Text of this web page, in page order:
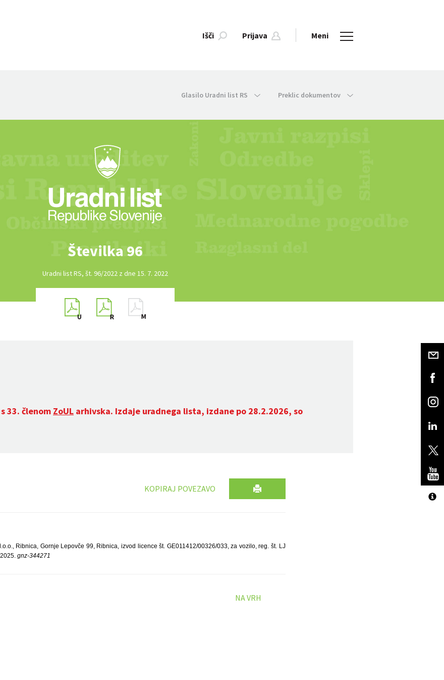
Išči Prijava Meni
Glasilo Uradni list RS Preklic dokumentov
Številka 96
Uradni list RS, št. 96/2022 z dne 15. 7. 2022
33. členom ZoUL arhivska. Izdaje uradnega lista, izdane po 28.2.2026, so
KOPIRAJ POVEZAVO
Ribnica, Gornje Lepovče 99, Ribnica, izvod licence št. GE011412/00326/033, za vozilo, reg. št. LJ
gnz-344271
NA VRH